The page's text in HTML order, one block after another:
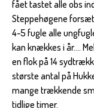
fået tastet alle obs
Steppehøgene
4-5 fugle alle
kan knækkes i år....
en flok på 14
største antal på
mange trækkende
tidlige timer.